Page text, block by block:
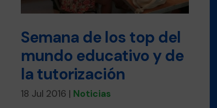
Semana de los top del
mundo educativo y de
la tutorización
18 Jul 2016 | Noticias